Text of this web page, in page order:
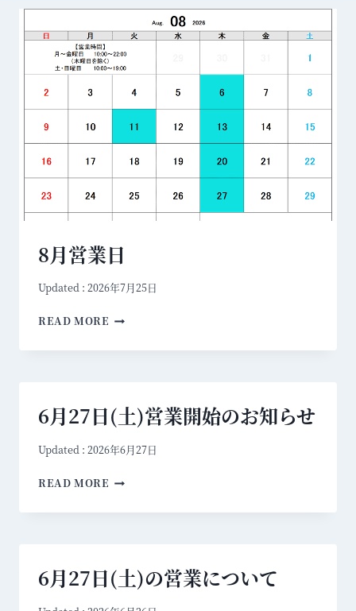
8月営業日
Updated : 2026年7月25日
READ MORE 8
営
6月27日(土)営業開始のお知らせ
Updated : 2026年6月27日
READ MORE 6
2
(
土
)
6月27日(土)の営業について